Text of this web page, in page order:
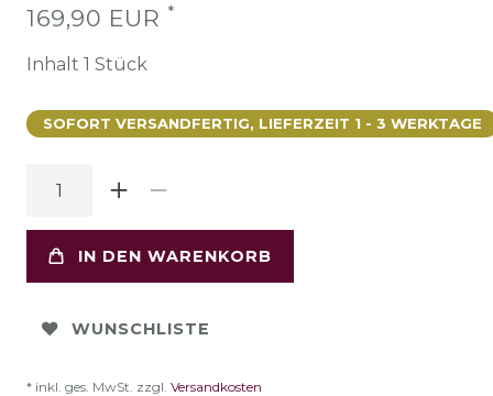
169,90 EUR *
Inhalt 1 Stück
SOFORT VERSANDFERTIG, LIEFERZEIT 1 - 3 WERKTAGE
IN DEN WARENKORB
WUNSCHLISTE
* inkl. ges. MwSt. zzgl. Versandkosten